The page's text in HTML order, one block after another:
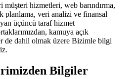
hizmetleri, web barındırma,
planlama, veri analizi ve finansal
üçüncü taraf hizmet
kamuya açık
de dahil olmak üzere Bizimle bilgi
Bilgiler